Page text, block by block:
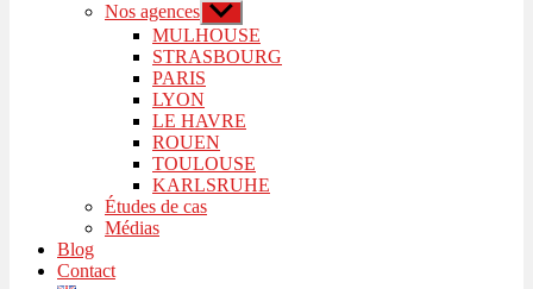
Nos agences Afficher
le
sous-
menu
MULHOUSE
STRASBOURG
PARIS
LYON
LE HAVRE
ROUEN
TOULOUSE
KARLSRUHE
Études de cas
Médias
Blog
Contact